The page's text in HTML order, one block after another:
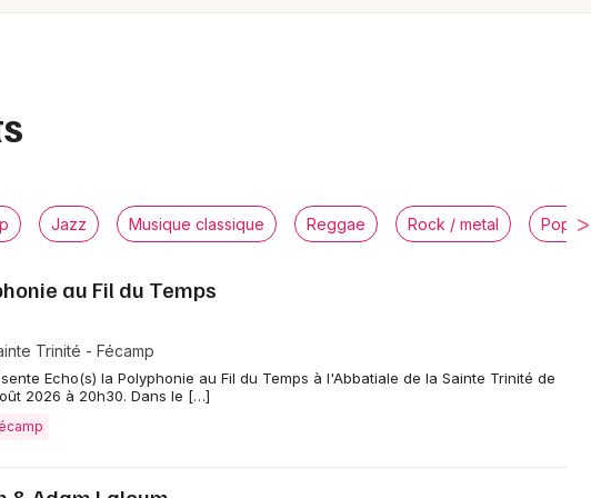
Sorties famille
Concerts dans la Seine-Maritime
Mulhouse
Strasbourg
Toulouse
Jazz Musique classique Reggae Rock / metal Pop /
au Fil du Temps
Trinité - Fécamp
Echo(s) la Polyphonie au Fil du Temps à l'Abbatiale de la Sainte Trinité de
2026 à 20h30. Dans le […]